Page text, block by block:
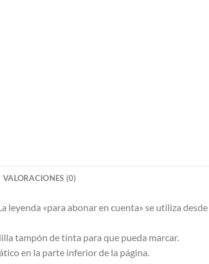
VALORACIONES (0)
leyenda «para abonar en cuenta» se utiliza
tampón de tinta para que pueda marcar.
en la parte inferior de la página.